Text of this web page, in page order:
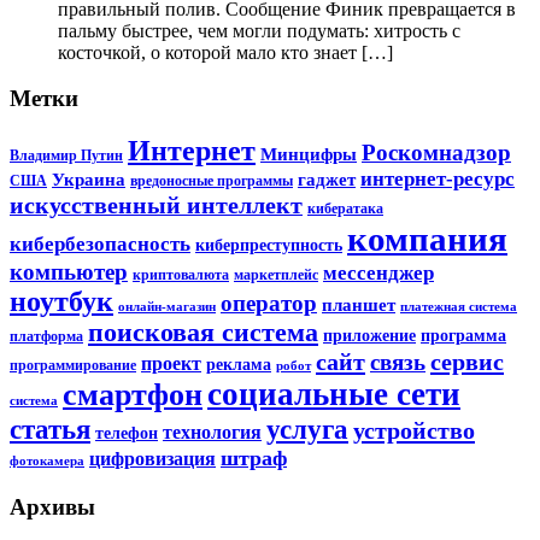
правильный полив. Сообщение Финик превращается в
пальму быстрее, чем могли подумать: хитрость с
косточкой, о которой мало кто знает […]
Метки
Владимир Путин Интернет Минцифры Роскомнадзор
США Украина вредоносные программы гаджет интернет-ресурс
искусственный интеллект кибератака
кибербезопасность киберпреступность компания
компьютер криптовалюта маркетплейс мессенджер
ноутбук онлайн-магазин оператор планшет платежная система
платформа поисковая система приложение программа
программирование проект реклама робот сайтсвязьсервис
система смартфонсоциальные сети
статья телефон технология услугаустройство
фотокамера цифровизация штраф
Архивы